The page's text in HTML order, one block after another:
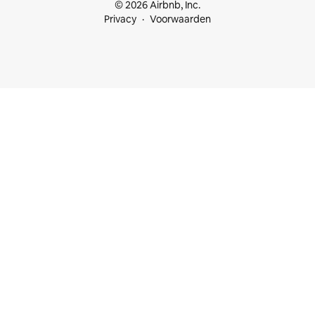
© 2026 Airbnb, Inc.
Privacy
Voorwaarden